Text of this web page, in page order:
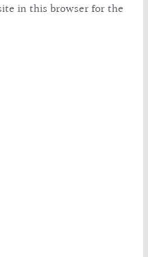
in this browser for the